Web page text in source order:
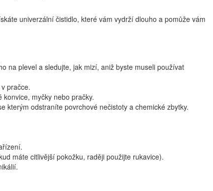
univerzální čistidlo, které vám vydrží dlouho a pomůže vám
na plevel a sledujte, jak mizí, aniž byste museli používat
pračce.
myčky nebo pračky.
kterým odstraníte povrchové nečistoty a chemické zbytky.
máte citlivější pokožku, raději použijte rukavice).